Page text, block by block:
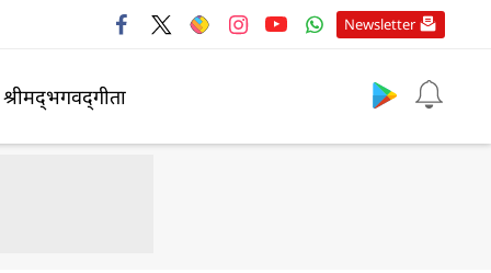
Newsletter
श्रीमद्‍भगवद्‍गीता